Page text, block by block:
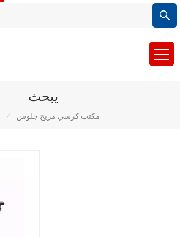
يبحث
/ مكتب كرسي مريح جلوس